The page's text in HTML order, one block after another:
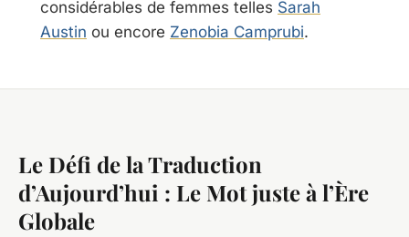
considérables de femmes telles Sarah
Austin ou encore Zenobia Camprubi.
Le Défi de la Traduction
d’Aujourd’hui : Le Mot juste à l’Ère
Globale